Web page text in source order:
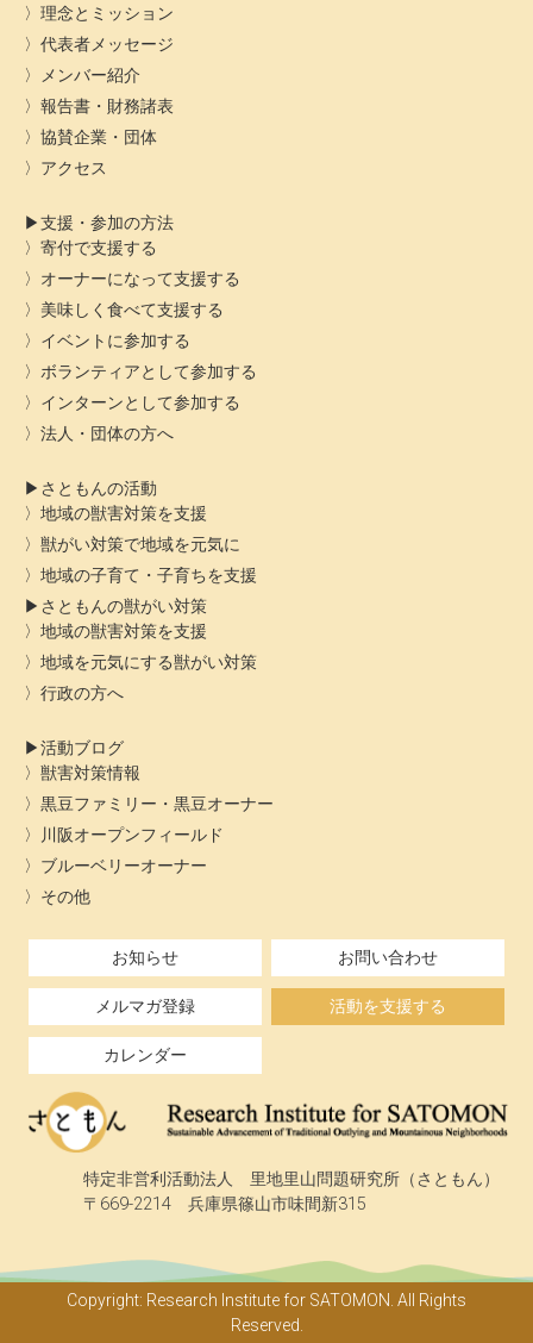
理念とミッション
代表者メッセージ
メンバー紹介
報告書・財務諸表
協賛企業・団体
アクセス
支援・参加の方法
寄付で支援する
オーナーになって支援する
美味しく食べて支援する
イベントに参加する
ボランティアとして参加する
インターンとして参加する
法人・団体の方へ
さともんの活動
地域の獣害対策を支援
獣がい対策で地域を元気に
地域の子育て・子育ちを支援
さともんの獣がい対策
地域の獣害対策を支援
地域を元気にする獣がい対策
行政の方へ
活動ブログ
獣害対策情報
黒豆ファミリー・黒豆オーナー
川阪オープンフィールド
ブルーベリーオーナー
その他
お知らせ お問い合わせ
メルマガ登録 活動を支援する
カレンダー
特定非営利活動法人 里地里山問題研究所（さともん）
〒669-2214 兵庫県篠山市味間新315
Copyright: Research Institute for SATOMON. All Rights
Reserved.